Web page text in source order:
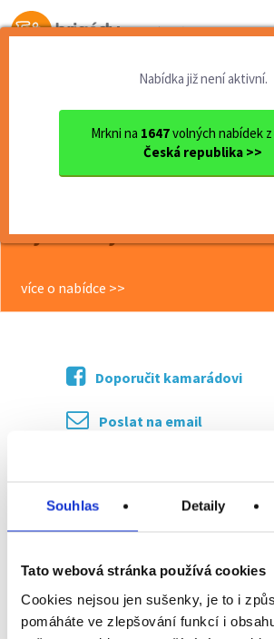
Souhlas Detaily
Tato webová stránka používá cookies
Cookies nejsou jen sušenky, je to i
pomáháte ve zlepšování funkcí i
Od první brigády
Nabídka již není aktivní.
Mrkni na 1647volných nabídek
Česká republika >>
Olomoucký kraj
okres
Olomouc
Kurýr Wolt Olomouc 250
Kurýr Wolt Olomouc
vyber kdykoliv!
více o nabídce >>
Doporučit kamarádovi
Poslat na email
Přidat do oblíbených
Zpět